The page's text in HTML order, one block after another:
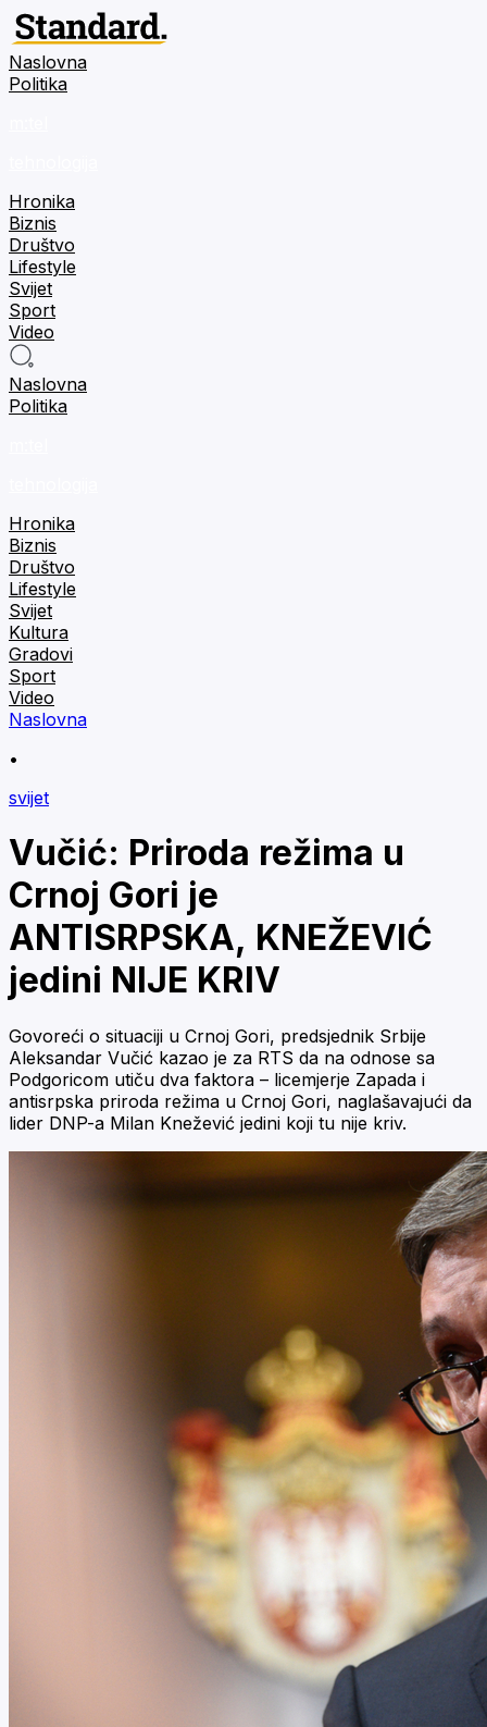
Naslovna
Politika
Hronika
Biznis
Društvo
Lifestyle
Svijet
Sport
Video
Naslovna
Politika
Hronika
Biznis
Društvo
Lifestyle
Svijet
Kultura
Gradovi
Sport
Video
Naslovna
•
svijet
Vučić: Priroda režima u
Crnoj Gori je
ANTISRPSKA, KNEŽEVIĆ
jedini NIJE KRIV
Govoreći o situaciji u Crnoj Gori, predsjednik Srbije
Aleksandar Vučić kazao je za RTS da na odnose sa
Podgoricom utiču dva faktora – licemjerje Zapada i
antisrpska priroda režima u Crnoj Gori, naglašavajući da
lider DNP-a Milan Knežević jedini koji tu nije kriv.